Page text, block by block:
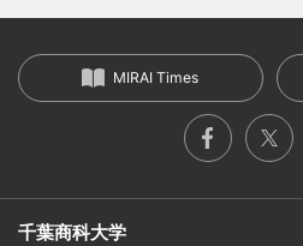
千葉商科大学
MIRAI Times